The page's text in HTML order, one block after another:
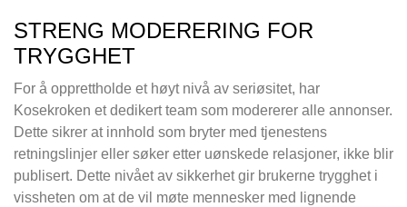
STRENG MODERERING FOR
TRYGGHET
For å opprettholde et høyt nivå av seriøsitet, har
Kosekroken et dedikert team som modererer alle annonser.
Dette sikrer at innhold som bryter med tjenestens
retningslinjer eller søker etter uønskede relasjoner, ikke blir
publisert. Dette nivået av sikkerhet gir brukerne trygghet i
vissheten om at de vil møte mennesker med lignende